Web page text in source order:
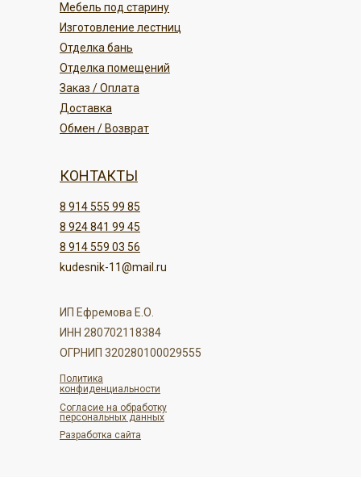
Отделка бань
Изготовление лестниц
Мебель под старину
Политика
конфиденциальности
kudesnik-11@mail.ru
8 914 559 03 56
8 914 555 99 85
8 924 841 99 45
КОНТАКТЫ
Обмен / Возврат
Отделка помещений
Заказ / Оплата
Доставка
Разработка сайта
ОГРНИП 320280100029555
ИНН 280702118384
ИП Ефремова Е.О.
Согласие на обработку
персональных данных